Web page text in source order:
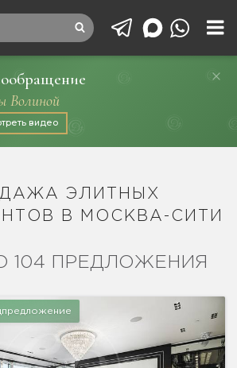
Волиной
видео
ЭЛИТНЫХ
В МОСКВА-СИТИ
104 ПРЕДЛОЖЕНИЯ